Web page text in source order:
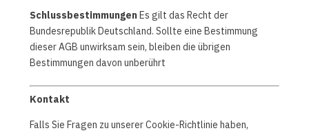
SchlussbestimmungenEs gilt das Recht der
Bundesrepublik Deutschland. Sollte eine Bestimmung
dieser AGB unwirksam sein, bleiben die übrigen
Bestimmungen davon unberührt
Kontakt
Falls Sie Fragen zu unserer Cookie-Richtlinie haben,